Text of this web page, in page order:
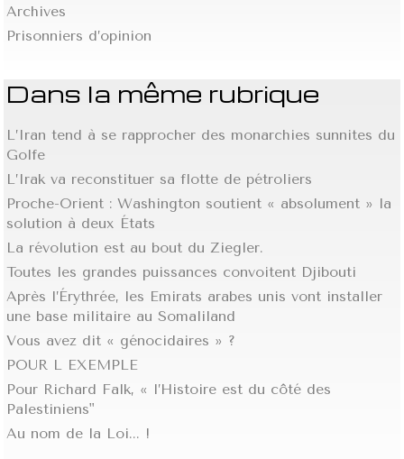
Archives
Prisonniers d’opinion
Dans la même rubrique
L’Iran tend à se rapprocher des monarchies sunnites du
Golfe
L’Irak va reconstituer sa flotte de pétroliers
Proche-Orient : Washington soutient « absolument » la
solution à deux États
La révolution est au bout du Ziegler.
Toutes les grandes puissances convoitent Djibouti
Après l’Érythrée, les Emirats arabes unis vont installer
une base militaire au Somaliland
Vous avez dit « génocidaires » ?
POUR L EXEMPLE
Pour Richard Falk, « l’Histoire est du côté des
Palestiniens"
Au nom de la Loi... !